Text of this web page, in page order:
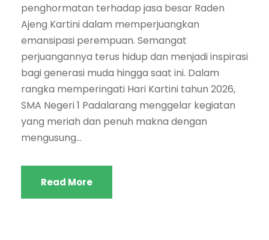
penghormatan terhadap jasa besar Raden
Ajeng Kartini dalam memperjuangkan
emansipasi perempuan. Semangat
perjuangannya terus hidup dan menjadi inspirasi
bagi generasi muda hingga saat ini. Dalam
rangka memperingati Hari Kartini tahun 2026,
SMA Negeri 1 Padalarang menggelar kegiatan
yang meriah dan penuh makna dengan
mengusung...
Read More